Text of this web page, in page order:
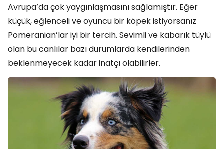
Avrupa’da çok yaygınlaşmasını sağlamıştır. Eğer
küçük, eğlenceli ve oyuncu bir köpek istiyorsanız
Pomeranian’lar iyi bir tercih. Sevimli ve kabarık tüylü
olan bu canlılar bazı durumlarda kendilerinden
beklenmeyecek kadar inatçı olabilirler.